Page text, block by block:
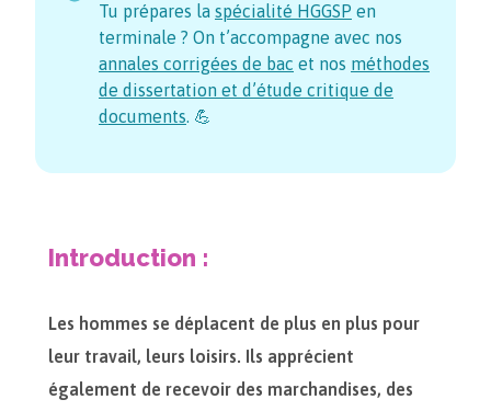
Tu prépares la spécialité HGGSP en
terminale ? On t’accompagne avec nos
annales corrigées de bac et nos méthodes
de dissertation et d’étude critique de
documents. 💪
Introduction :
Les hommes se déplacent de plus en plus pour
leur travail, leurs loisirs. Ils apprécient
également de recevoir des marchandises, des